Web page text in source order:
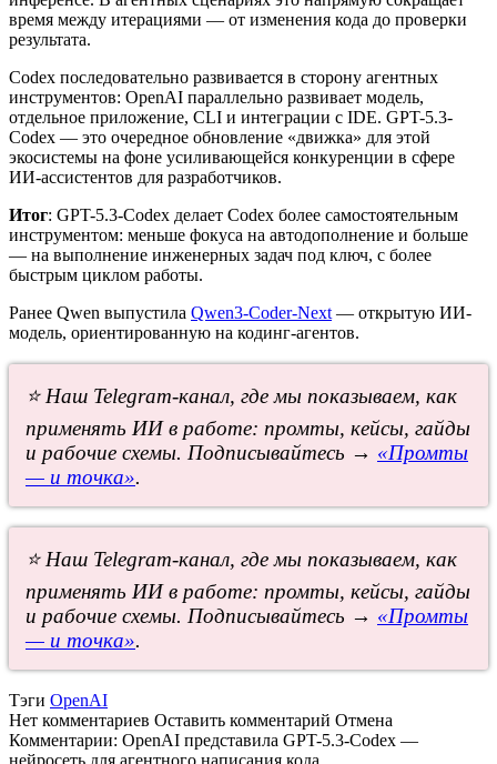
время между итерациями — от изменения кода до проверки
результата.
Codex последовательно развивается в сторону агентных
инструментов: OpenAI параллельно развивает модель,
отдельное приложение, CLI и интеграции с IDE. GPT-5.3-
Codex — это очередное обновление «движка» для этой
экосистемы на фоне усиливающейся конкуренции в сфере
ИИ-ассистентов для разработчиков.
Итог: GPT-5.3-Codex делает Codex более самостоятельным
инструментом: меньше фокуса на автодополнение и больше
— на выполнение инженерных задач под ключ, с более
быстрым циклом работы.
Ранее Qwen выпустила Qwen3-Coder-Next — открытую ИИ-
модель, ориентированную на кодинг-агентов.
⭐ Наш Telegram-канал, где мы показываем, как
применять ИИ в работе: промты, кейсы, гайды
и рабочие схемы. Подписывайтесь → «Промты
— и точка».
⭐ Наш Telegram-канал, где мы показываем, как
применять ИИ в работе: промты, кейсы, гайды
и рабочие схемы. Подписывайтесь → «Промты
— и точка».
Тэги OpenAI
Нет комментариев Оставить комментарий Отмена
Комментарии: OpenAI представила GPT-5.3-Codex —